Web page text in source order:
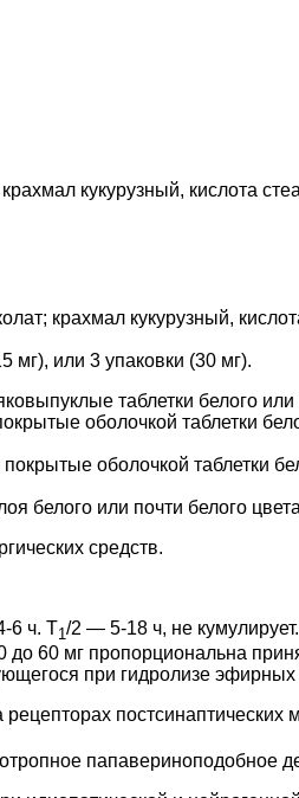
кукурузный, кислота
крахмал кукурузный,
мг), или 3 упаковки (30 мг).
таблетки белого или
оболочкой таблетки
оболочкой таблетки
белого или почти белого
средств.
6 ч. T1/2 — 5-18 ч, не
60 мг пропорциональна
при гидролизе эфирных
папавериноподобное